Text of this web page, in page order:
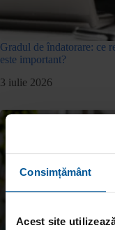
Consimțământ
Acest site
Gradul de îndatorare: ce
este important?
3 iulie 2026